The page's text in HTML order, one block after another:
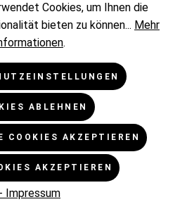
gesetzl. Mehrwertsteuer zzgl.
Nachnahmegebühren, wenn nicht
angegeben.
Cookies, um Ihnen die
bieten zu können... Mehr
.
ABLEHNEN
COOKIES AKZEPTIEREN
AKZEPTIEREN
- Impressum